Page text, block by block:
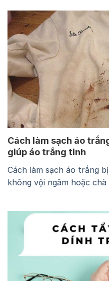
nhanh hư hỏng. Trong
Cách làm sạch áo
giúp áo trắng tinh
Cách làm sạch áo trắng
không vội ngâm hoặc
hướng dẫn trên nhãn